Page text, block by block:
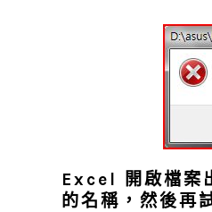
Excel 開啟檔案
的名稱，然後再